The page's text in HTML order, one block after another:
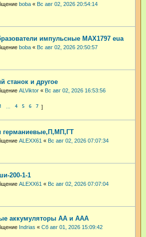
boba « Вс авг 02, 2026 20:54:14
импульсные MAX1797 eua
boba « Вс авг 02, 2026 20:50:57
станок и другое
ALViktor « Вс авг 02, 2026 16:53:56
4 5 6 7
германиевые,П,МП,ГТ
ALEXX61 « Вс авг 02, 2026 07:07:34
200-1-1
ALEXX61 « Вс авг 02, 2026 07:07:04
аккумуляторы АА и ААА
Indrias « Сб авг 01, 2026 15:09:42